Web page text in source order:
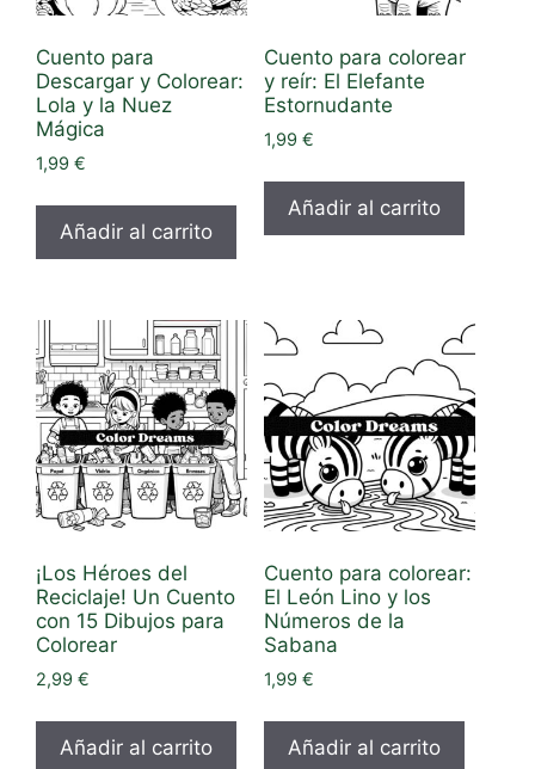
Cuento para
Descargar y Colorear:
Lola y la Nuez
Mágica
1,99 €
Añadir al carrito
Cuento para colorear
y reír: El Elefante
Estornudante
1,99€
Añadir al carrito
¡Los Héroes del
Reciclaje! Un Cuento
con 15 Dibujos para
Colorear
2,99 €
Añadir al carrito
Cuento para colorear:
El León Lino y los
Números de la
Sabana
1,99€
Añadir al carrito